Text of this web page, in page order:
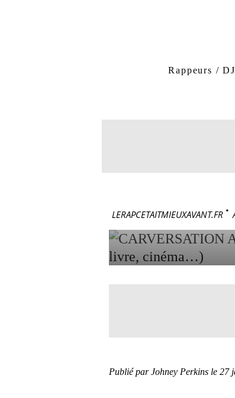
Rappeurs /
LERAPCETAITMIEUXAVANT.FR >
27 janvier
LES
Publié par Johney Perkins le 27